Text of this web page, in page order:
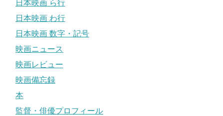
日本映画 ら行
日本映画 わ行
日本映画 数字・記号
映画ニュース
映画レビュー
映画備忘録
本
監督・俳優プロフィール